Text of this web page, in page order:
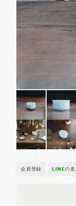
会員登録 LINEの